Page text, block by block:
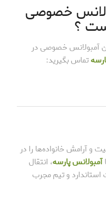
خصوصی
؟
آمبولانس خصوصی در
تماس بگیرید:
و آرامش خانواده‌ها را در
آمبولانس پارسه، انتقال
استاندارد و تیم مجرب